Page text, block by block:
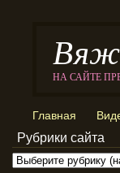
НА САЙТЕ
Главная
Рубрики сайта